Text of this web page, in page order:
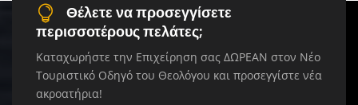
Θέλετε να προσεγγίσετε
περισσοτέρους πελάτες;
Καταχωρήστε την Επιχείρηση σας ΔΩΡΕΑΝ στον Νέο
Τουριστικό Οδηγό του Θεολόγου και προσεγγίστε νέα
ακροατήρια!